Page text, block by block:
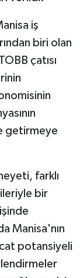
iş
biri olan
çatısı
getirmeye
farklı
bir
Manisa'nın
potansiyeli